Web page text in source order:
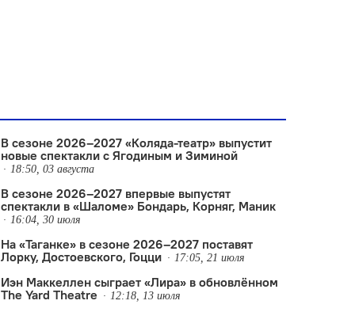
В сезоне 2026–2027 «Коляда-театр» выпустит
новые спектакли с Ягодиным и Зиминой
18:50, 03 августа
В сезоне 2026–2027 впервые выпустят
спектакли в «Шаломе» Бондарь, Корняг, Маник
16:04, 30 июля
На «Таганке» в сезоне 2026–2027 поставят
Лорку, Достоевского, Гоцци
17:05, 21 июля
Иэн Маккеллен сыграет «Лира» в обновлённом
The Yard Theatre
12:18, 13 июля